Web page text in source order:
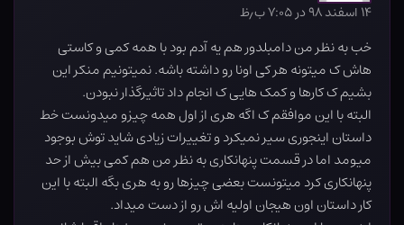
۱۴ اسفند ۹۸ در ۷:۰۵ ب٫ظ
خب به نظر من دامبلدور هم یه آدم بود با همه کمی و کاستی
هاش ک میتونه هر کی اونا رو داشته باشه. نمیتونیم منکر این
بشیم ک کارها و کمک هایی ک انجام داد تاثیرگذار نبودن.
البته با این موافقم ک اگه هری از اول همه چیزو میدونست خط
داستان اینجوری سیر نمیکرد و تغییرات زیادی شاید توش بوجود
میومد اما در قسمت پنهانکاری به نظر من هم کمی بیش از حد
پنهانکاری کرد میتونست بعضی چیزها رو به هری بگه البته با این
کار داستان اون هیجان اولیه اش رو از دست میداد.